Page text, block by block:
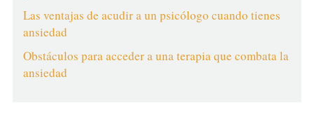
Las ventajas de acudir a un psicólogo cuando tienes
ansiedad
Obstáculos para acceder a una terapia que combata la
ansiedad